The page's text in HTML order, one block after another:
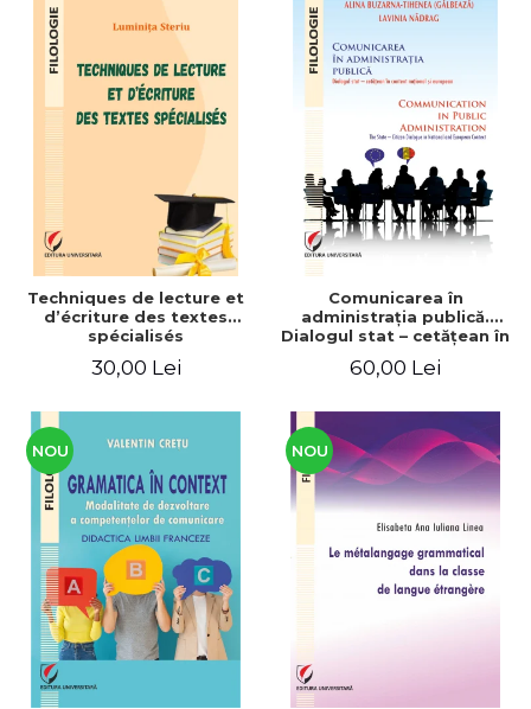
Techniques de lecture et
d’écriture des textes
spécialisés
30,00 Lei
Comunicarea în
administraţia publică.
Dialogul stat – cetăţean în
european / Communication
The state-citizen dialogue
in national and European
context
60,00 Lei
NOU NOU